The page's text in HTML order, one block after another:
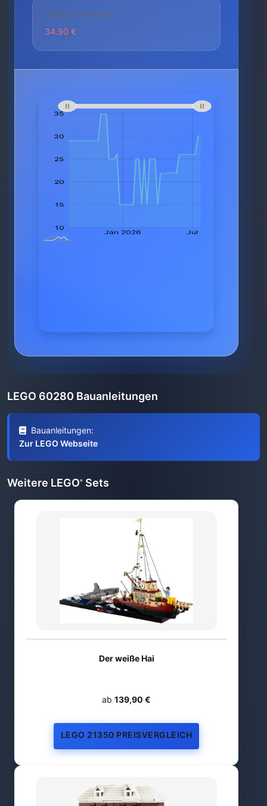
HÖCHSTER PREIS
34.90 €
LEGO 60280 Bauanleitungen
Bauanleitungen:
Zur LEGO Webseite
Weitere LEGO® Sets
Der weiße Hai
ab 139,90 €
LEGO 21350 PREISVERGLEICH